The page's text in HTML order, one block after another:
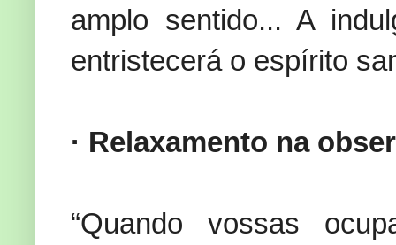
amplo sentido... A
entristecerá o espírito
· Relaxamento na
“Quando vossas